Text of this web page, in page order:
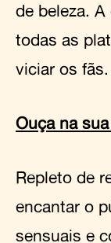
de beleza.
todas as
viciar os fãs.
Ouça na
Repleto de
encantar o
sensuais e